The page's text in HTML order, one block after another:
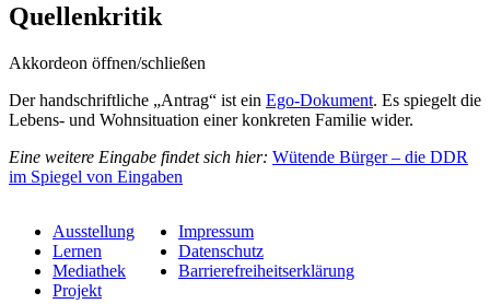
Quellenkritik
Akkordeon öffnen/schließen
Der handschriftliche „Antrag“ ist ein Ego-Dokument. Es spiegelt die
Lebens- und Wohnsituation einer konkreten Familie wider.
Eine weitere Eingabe findet sich hier: Wütende Bürger – die DDR
im Spiegel von Eingaben
Ausstellung
Lernen
Mediathek
Projekt
Impressum
Datenschutz
Barrierefreiheitserklärung